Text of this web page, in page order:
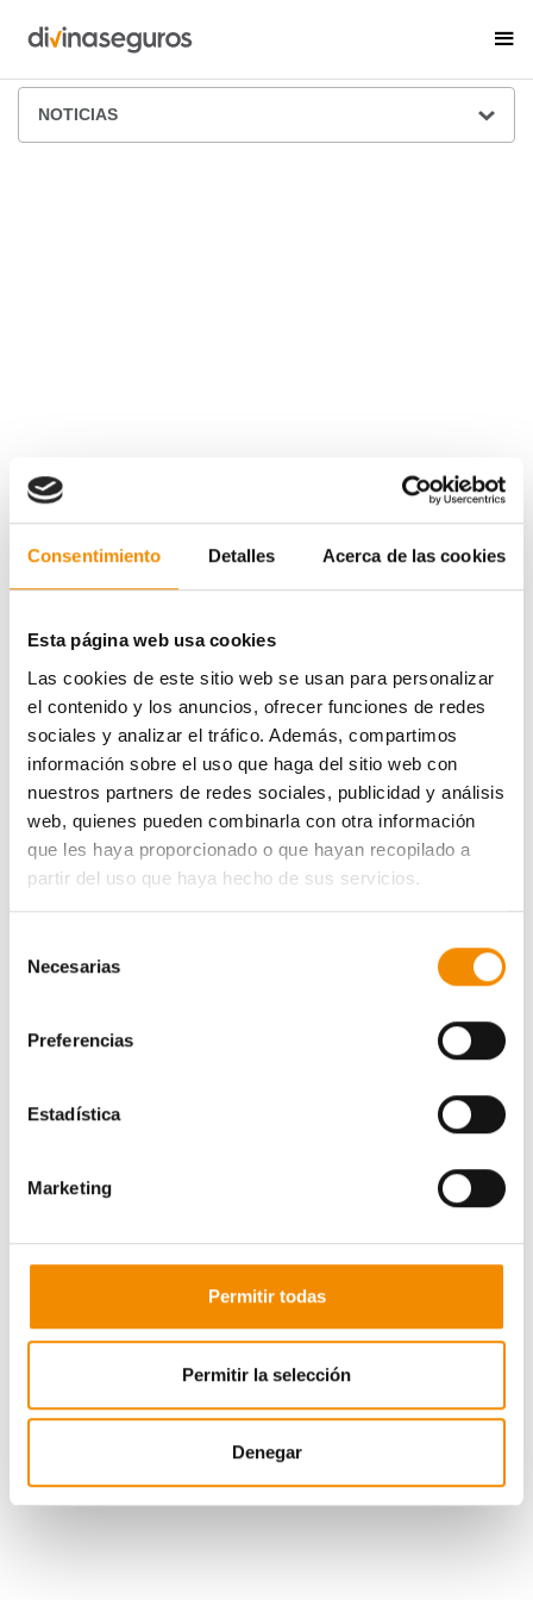
Consentimiento Detalles Acerca de las cookies
Esta página web usa cookies
Las cookies de este sitio web se usan para personalizar
el contenido y los anuncios, ofrecer funciones de redes
sociales y analizar el tráfico. Además, compartimos
información sobre el uso que haga del sitio web con
nuestros partners de redes sociales, publicidad y análisis
web, quienes pueden combinarla con otra información
que les haya proporcionado o que hayan recopilado a
partir del uso que haya hecho de sus servicios.
Necesarias
Preferencias
Estadística
Marketing
Permitir todas
Permitir la selección
Denegar
ÁREA DE PRENSA
NOTICIAS
Estos son los ganadores de cada pack:
Camisetas Barça Lassa: Mónica Iglesias
Camisetas Kirolbet Baskonia: Sara Moyano